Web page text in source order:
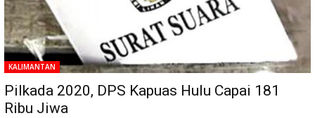
KALIMANTAN
Pilkada 2020, DPS Kapuas Hulu Capai 181
Ribu Jiwa